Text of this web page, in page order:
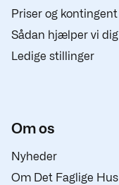
Priser og kontingent
Sådan hjælper vi dig
Ledige stillinger
Om os
Nyheder
Om Det Faglige Hus